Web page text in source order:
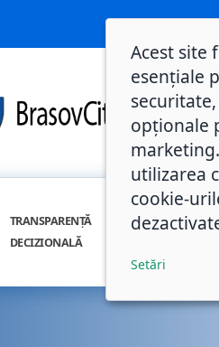
TRANSPARENȚĂ
DECIZIONALĂ
INTEGRITATE
Acest site
esențiale
opționale
utilizarea
cookie-
Setări